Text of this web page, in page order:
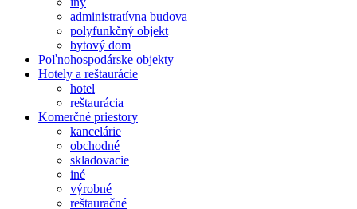
administratívna budova
polyfunkčný objekt
bytový dom
Poľnohospodárske objekty
Hotely a reštaurácie
hotel
reštaurácia
Komerčné priestory
kancelárie
obchodné
skladovacie
iné
výrobné
reštauračné